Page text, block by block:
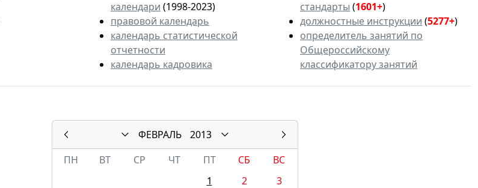
календари (1998-2023)
правовой календарь
календарь статистической
отчетности
календарь кадровика
стандарты (1601+)
должностные инструкции (5277+)
определитель занятий по
Общероссийскому
классификатору занятий
ФЕВРАЛЬ
2013
ПН
ВТ СР ЧТ ПТ СБ
ВС
1
2
3